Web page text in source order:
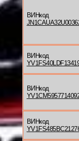
ВИНкод
ВИНкод
ВИНкод
ВИНкод